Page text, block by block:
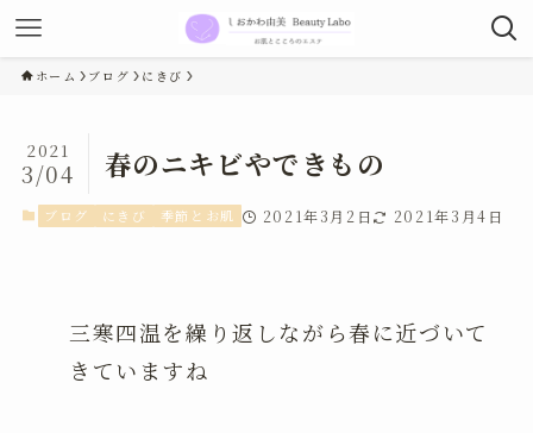
ホーム ブログ にきび
春のニキビやできもの
2021
3/04
ブログ にきび 季節とお肌 2021年3月2日 2021年3月4日
三寒四温を繰り返しながら春に近づいて
きていますね